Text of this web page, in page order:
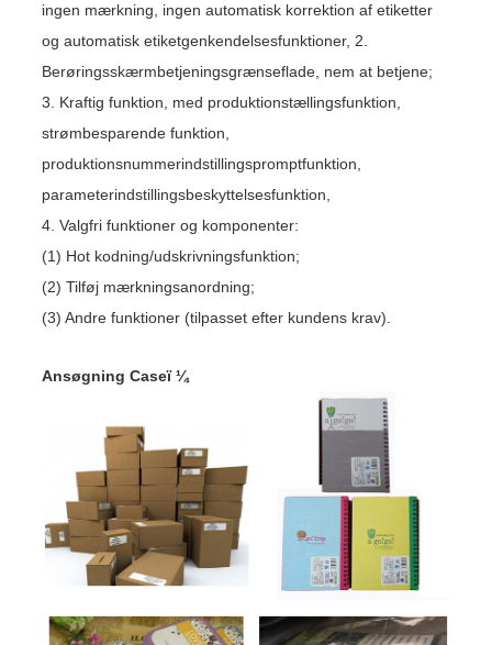
ingen mærkning, ingen automatisk korrektion af etiketter
og automatisk etiketgenkendelsesfunktioner, 2.
Berøringsskærmbetjeningsgrænseflade, nem at betjene;
3. Kraftig funktion, med produktionstællingsfunktion,
strømbesparende funktion,
produktionsnummerindstillingspromptfunktion,
parameterindstillingsbeskyttelsesfunktion,
4. Valgfri funktioner og komponenter:
(1) Hot kodning/udskrivningsfunktion;
(2) Tilføj mærkningsanordning;
(3) Andre funktioner (tilpasset efter kundens krav).
Ansøgning Caseï ¼